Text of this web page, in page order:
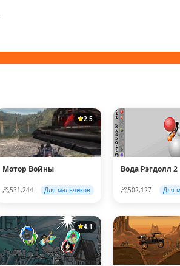
2.5
Мотор Войны
531,244 Для мальчиков
Вода Рэгдолл 2
502,127 Для
4.1